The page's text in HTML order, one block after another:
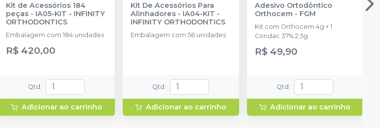
Kit de Acessórios 184
peças - IA05-KIT - INFINITY
ORTHODONTICS
Embalagem com 184 unidades
R$ 420,00
Qtd :
Adicionar ao carrinho
Kit De Acessórios Para
Alinhadores - IA04-KIT -
INFINITY ORTHODONTICS
Embalagem com 56 unidades
Qtd :
Adicionar ao carrinho
Adesivo Ortodôntico
Orthocem- FGM
Kit com Orthocem 4g + 1
Condac 37% 2,5g.
R$ 49,90
Qtd :
Adicionar ao carrinho